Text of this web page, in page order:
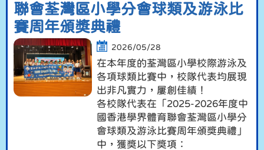
聯會荃灣區小學分會球類及游泳比
賽周年頒獎典禮
2026/05/28
在本年度的荃灣區小學校際游泳及
各項球類比賽中，校隊代表均展現
出非凡實力，屢創佳績！
各校隊代表在「2025-2026年度中
國香港學界體育聯會荃灣區小學分
會球類及游泳比賽周年頒獎典禮」
中，獲獎以下獎項：